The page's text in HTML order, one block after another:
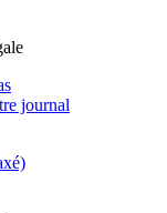
journal